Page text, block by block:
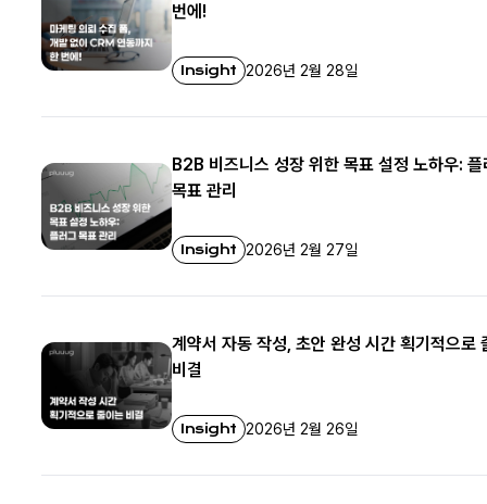
번에!
Insight 2026년 2월 28일
B2B 비즈니스 성장 위한 목표 설정 노하우: 플
목표 관리
Insight 2026년 2월 27일
계약서 자동 작성, 초안 완성 시간 획기적으로
비결
Insight 2026년 2월 26일